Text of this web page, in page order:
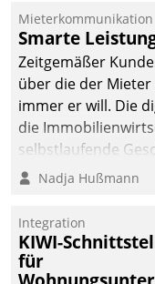
integrieren.
Mieterkommunikation
Smarte
Zeitgemäßer
über die der
immer er will. Die
die
selbstlaufende
Kunde und smart
Nadja Hußmann
Integration
KIWI-
für